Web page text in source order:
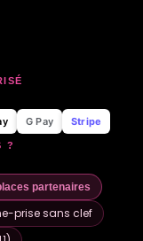
G Pay Stripe
?
partenaires
prise sans clef